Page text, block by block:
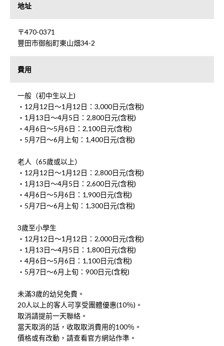
地址
〒470-0371
豐田市御船町東山畑34-2
費用
一般（初中生以上)
・12月12日～1月12日：3,000日元(含稅)
・1月13日～4月5日：2,800日元(含稅)
・4月6日～5月6日：2,100日元(含稅)
・5月7日～6月上旬：1,400日元(含稅)
老人（65歲或以上）
・12月12日～1月12日：2,800日元(含稅)
・1月13日～4月5日：2,600日元(含稅)
・4月6日～5月6日：1,900日元(含稅)
・5月7日～6月上旬：1,300日元(含稅)
3歲至小學生
・12月12日～1月12日：2,000日元(含稅)
・1月13日～4月5日：1,800日元(含稅)
・4月6日～5月6日：1,100日元(含稅)
・5月7日～6月上旬：900日元(含稅)
未滿3歲的幼兒免費。
20人以上的客人可享受團體優惠(10％)。
取消請提前一天聯絡。
當天取消的話，收取取消費用的100％。
價格或有改動，請查看官方網站作準。